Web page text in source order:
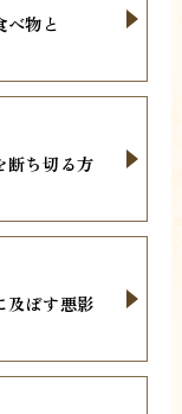
物と
断ち切る方
及ぼす悪影